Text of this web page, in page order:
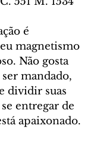
é
magnetismo
Não gosta
mandado,
dividir suas
entregar de
apaixonado.